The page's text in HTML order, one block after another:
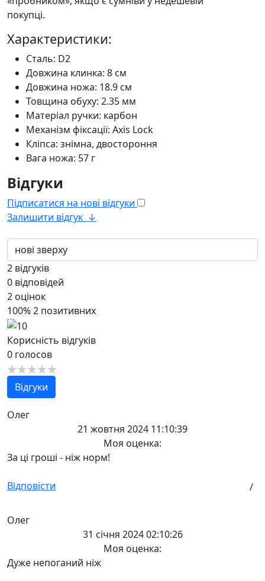
покупці.
Характеристики:
Сталь: D2
Довжина клинка: 8 см
Довжина ножа: 18.9 см
Товщина обуху: 2.35 мм
Матеріал ручки: карбон
Механізм фіксації: Axis Lock
Кліпса: знімна, двостороння
Вага ножа: 57 г
Відгуки
Підписатися на нові відгуки
Залишити відгук ↓
2 відгуків
0 відповідей
2 оцінок
100%2 позитивних
Корисність відгуків
0 голосов
Відгуки
Олег
21 жовтня 2024 11:10:39
Моя оценка:
За ці гроші - ніж норм!
Відповісти /
Олег
31 січня 2024 02:10:26
Моя оценка:
Дуже непоганий ніж